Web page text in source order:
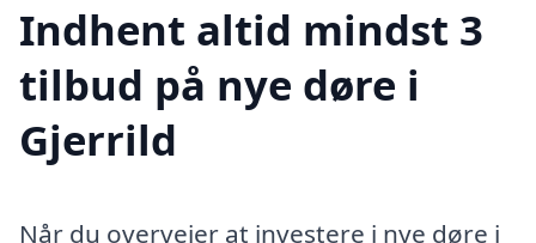
Indhent altid mindst 3
tilbud på nye døre i
Gjerrild
Når du overvejer at investere i nye døre i